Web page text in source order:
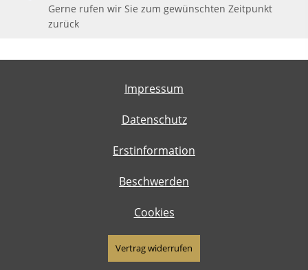
Gerne rufen wir Sie zum gewünschten Zeitpunkt
zurück
Impressum
Datenschutz
Erstinformation
Beschwerden
Cookies
Vertrag widerrufen